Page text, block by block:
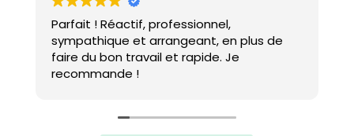
Professionnel très compétent en qui vous
pouvez avoir toute confiance surtout
quand on a le plus besoin.